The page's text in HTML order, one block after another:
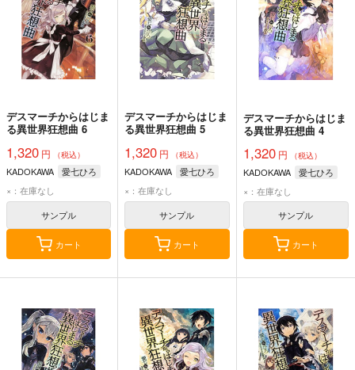
デスマーチからはじま
る異世界狂想曲 6
1,320 円 （税込）
KADOKAWA
愛七ひろ
×：在庫なし
サンプル
カート
デスマーチからはじま
る異世界狂想曲 5
1,320 円 （税込）
KADOKAWA
愛七ひろ
×：在庫なし
サンプル
カート
デスマーチからはじま
る異世界狂想曲 4
1,320円 （税込）
KADOKAWA
愛七ひろ
×：在庫なし
サンプル
カート